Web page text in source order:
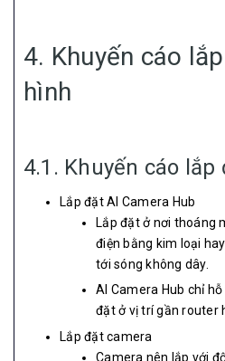
4. Khuyến cáo
hình
4.1. Khuyến cáo lắp
Lắp đặt AI Camera Hub
Lắp đặt ở nơi thoáng
điện bằng kim loại
tới sóng không dây.
AI Camera Hub chỉ
đặt ở vị trí gần router
Lắp đặt camera
Camera nên lắp với